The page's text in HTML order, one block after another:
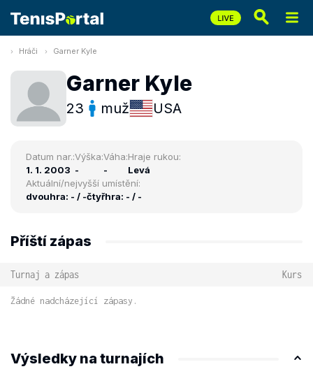
Hráči Garner Kyle
Garner Kyle
23 muž USA
Datum nar.:
1. 1. 2003
Výška:
-
Váha:
-
Hraje rukou:
Levá
Aktuální/nejvyšší umístění:
dvouhra: - / -čtyřhra: - / -
Příští zápas
Turnaj a zápas Kurs
Žádné nadcházející zápasy.
Výsledky na turnajích